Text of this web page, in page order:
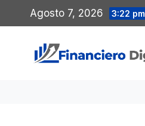
al
contenido
Agosto 7, 2026 3:22 pm